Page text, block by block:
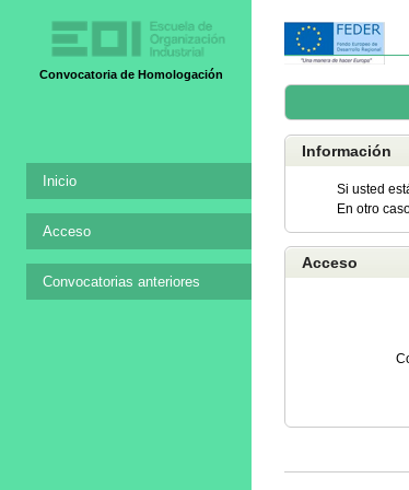
Convocatoria de Homologación
Inicio
Acceso
Convocatorias anteriores
Información
Si usted
En otro
Acceso